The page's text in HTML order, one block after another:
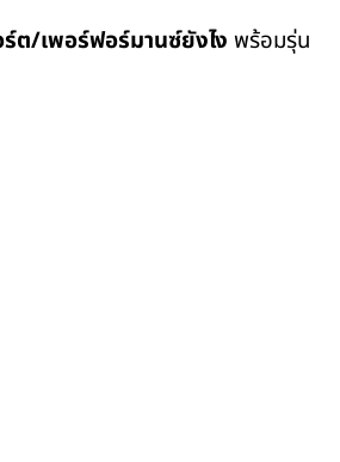
ต/เพอร์ฟอร์มานซ์ยังไง พร้อมรุ่น